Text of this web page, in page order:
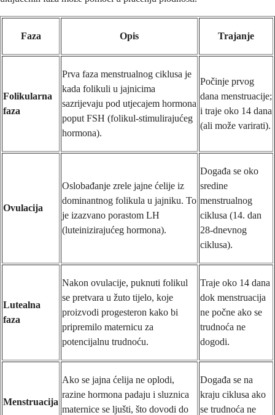
Faza Opis Trajanje
Folikularna
faza
Prva faza menstrualnog ciklusa je
kada folikuli u jajnicima
sazrijevaju pod utjecajem hormona
poput FSH (folikul-stimulirajućeg
hormona).
Počinje prvog
dana menstruacije;
i traje oko 14 dana
(ali može varirati).
Ovulacija
Oslobađanje zrele jajne ćelije iz
dominantnog folikula u jajniku. To
je izazvano porastom LH
(luteinizirajućeg hormona).
Događa se oko
sredine
menstrualnog
ciklusa (14. dan
28-dnevnog
ciklusa).
Lutealna
faza
Nakon ovulacije, puknuti folikul
se pretvara u žuto tijelo, koje
proizvodi progesteron kako bi
pripremilo maternicu za
potencijalnu trudnoću.
Traje oko 14 dana
dok menstruacija
ne počne ako se
trudnoća ne
dogodi.
Menstruacija
Ako se jajna ćelija ne oplodi,
razine hormona padaju i sluznica
maternice se ljušti, što dovodi do
Događa se na
kraju ciklusa ako
se trudnoća ne